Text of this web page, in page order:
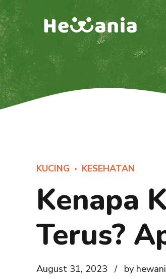
KUCING KESEHATAN
Kenapa
Terus?
August 31, 2023 by